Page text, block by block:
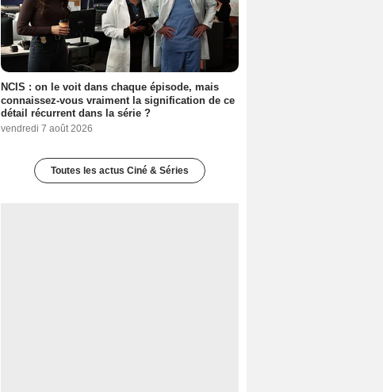
NCIS : on le voit dans chaque épisode, mais
connaissez-vous vraiment la signification de ce
détail récurrent dans la série ?
vendredi 7 août 2026
Toutes les actus Ciné & Séries